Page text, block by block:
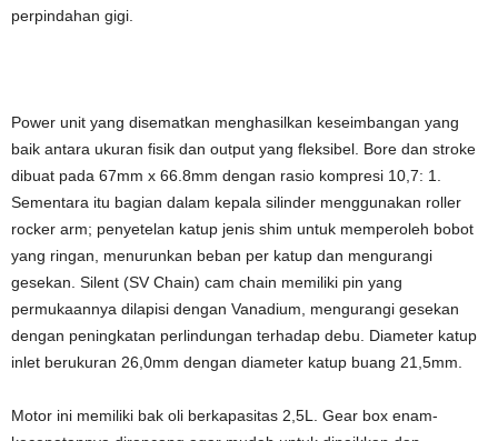
perpindahan gigi.
Power unit yang disematkan menghasilkan keseimbangan yang
baik antara ukuran fisik dan output yang fleksibel. Bore dan stroke
dibuat pada 67mm x 66.8mm dengan rasio kompresi 10,7: 1.
Sementara itu bagian dalam kepala silinder menggunakan roller
rocker arm; penyetelan katup jenis shim untuk memperoleh bobot
yang ringan, menurunkan beban per katup dan mengurangi
gesekan. Silent (SV Chain) cam chain memiliki pin yang
permukaannya dilapisi dengan Vanadium, mengurangi gesekan
dengan peningkatan perlindungan terhadap debu. Diameter katup
inlet berukuran 26,0mm dengan diameter katup buang 21,5mm.
Motor ini memiliki bak oli berkapasitas 2,5L. Gear box enam-